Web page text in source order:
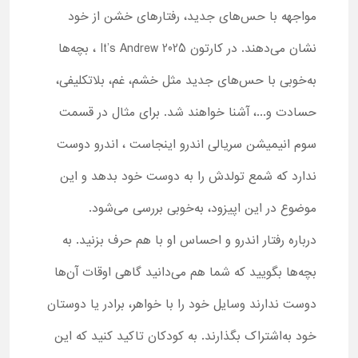
مواجهه با حس‌های جدید، رفتارهای خشن از خود
نشان می‌دهند. در کارتون It’s Andrew 2025 ، بچه‌ها
به‌خوبی با حس‌های جدید مثل خشم، غم، بلاتکلیفی،
حسادت و...، آشنا خواهند شد. برای مثال در قسمت
سوم انیمیشن سریالی اندرو اینجاست ، اندرو دوست
ندارد که شمع تولدش را به دوست خود بدهد و این
موضوع در این اپیزود، به‌خوبی بررسی می‌شود.
درباره رفتار اندرو و احساس او با هم حرف بزنید. به
بچه‌ها بگویید که شما هم می‌دانید گاهی اوقات آن‌ها
دوست ندارند وسایل خود را با خواهر، برادر یا دوستان
خود به‌اشتراک بگذارند. به کودکان تاکید کنید که این